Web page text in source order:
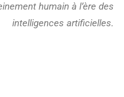
humain à l’ère des
intelligences artificielles.